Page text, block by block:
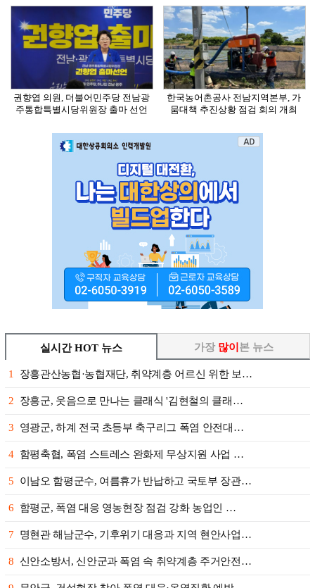
권향엽 의원, 더불어민주당 전남광
주통합특별시당위원장 출마 선언
한국농어촌공사 전남지역본부, 가
뭄대책 추진상황 점검 회의 개최
실시간 HOT 뉴스
1 장흥관산농협·농협재단, 취약계층 어르신 위한 보…
2 장흥군, 웃음으로 만나는 클래식 '김현철의 클래…
3 영광군, 하계 전국 초등부 축구리그 폭염 안전대…
4 함평축협, 폭염 스트레스 완화제 무상지원 사업 …
5 이남오 함평군수, 여름휴가 반납하고 국토부 장관…
6 함평군, 폭염 대응 영농현장 점검 강화 농업인 …
7 명현관 해남군수, 기후위기 대응과 지역 현안사업…
8 신안소방서, 신안군과 폭염 속 취약계층 주거안전…
가장 많이 본 뉴스